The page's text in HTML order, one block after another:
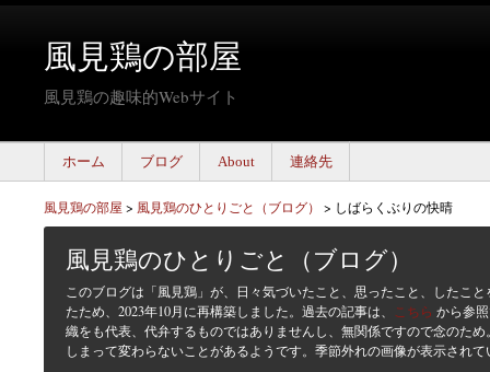
風見鶏の部屋
風見鶏の趣味的Webサイト
ホーム ブログ About 連絡先
風見鶏の部屋 > 風見鶏のひとりごと（ブログ） > しばらくぶりの快晴
風見鶏のひとりごと（ブログ）
このブログは「風見鶏」が、日々気づいたこと、思ったこと、したこ
たため、2023年10月に再構築しました。過去の記事は、 こちら から参
織をも代表、代弁するものではありませんし、無関係ですので念のた
しまって変わらないことがあるようです。季節外れの画像が表示され